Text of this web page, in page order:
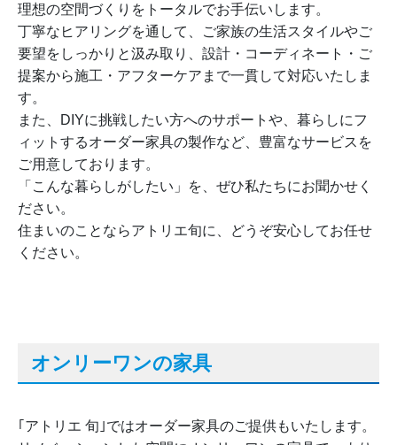
理想の空間づくりをトータルでお手伝いします。
丁寧なヒアリングを通して、ご家族の生活スタイルやご
要望をしっかりと汲み取り、設計・コーディネート・ご
提案から施工・アフターケアまで一貫して対応いたしま
す。
また、DIYに挑戦したい方へのサポートや、暮らしにフ
ィットするオーダー家具の製作など、豊富なサービスを
ご用意しております。
「こんな暮らしがしたい」を、ぜひ私たちにお聞かせく
ださい。
住まいのことならアトリエ旬に、どうぞ安心してお任せ
ください。
オンリーワンの家具
｢アトリエ 旬｣ではオーダー家具のご提供もいたします。